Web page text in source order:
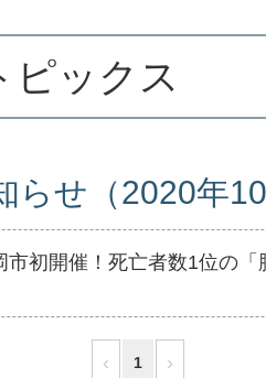
ピックス
せ（2020年10
‹ 1 ›